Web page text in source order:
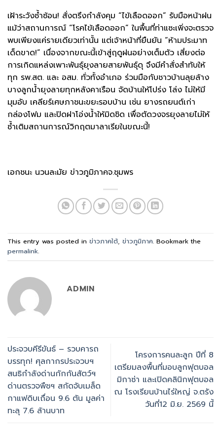
เฝ้าระวังซ้ำซ้อน! สั่งตรึงกำลังคุม “ไข้เลือดออก” รับมือหน้าฝน
​แม้ว่าสถานการณ์ “โรคไข้เลือดออก” ในพื้นที่ท่าแซะเพิ่งจะตรวจ
พบเพียงแค่รายเดียวเท่านั้น แต่เจ้าหน้าที่ยืนยัน “ห้ามประมาท
เด็ดขาด!” เนื่องจากขณะนี้เข้าสู่ฤดูฝนอย่างเต็มตัว เสี่ยงต่อ
การเกิดแหล่งเพาะพันธุ์ยุงลายสายพันธุ์ดุ ​จึงมีคำสั่งสำทับให้
ทุก รพ.สต. และ อสม. ทั่วทั้งอำเภอ ร่วมมือกับชาวบ้านลุยล้าง
บางลูกน้ำยุงลายทุกหลังคาเรือน จัดบ้านให้โปร่ง โล่ง ไม่ให้มี
มุมอับ เคลียร์เศษภาชนะขยะรอบบ้าน เช่น ยางรถยนต์เก่า
กล่องโฟม และปิดฝาโอ่งน้ำให้มิดชิด เพื่อตัดวงจรยุงลายไม่ให้
ซ้ำเติมสถานการณ์วิกฤตมาลาเรียในขณะนี้!
เอกชนะ นวนละมัย ข่าวภูมิภาคจ.ชุมพร
This entry was posted in ข่าวภาคใต้, ข่าวภูมิภาค. Bookmark the
permalink.
ADMIN
ประจวบคีรีขันธ์ – รวบคารถ
บรรทุก! ศุลกากรประจวบฯ
สนธิกำลังด่านกักกันสัตว์ฯ
ด่านตรวจพืชฯ สกัดจับเมล็ด
กาแฟดิบเถื่อน 9.6 ตัน มูลค่า
ทะลุ 7.6 ล้านบาท
โครงการคนละลูก ปีที่ 8
เตรียมลงพื้นที่มอบลูกฟุตบอล
มิกาซ่า และเปิดคลินิกฟุตบอล
ณ โรงเรียนบ้านไร่ใหญ่ จ.ตรัง
วันที่12 มิ.ย. 2569 นี้